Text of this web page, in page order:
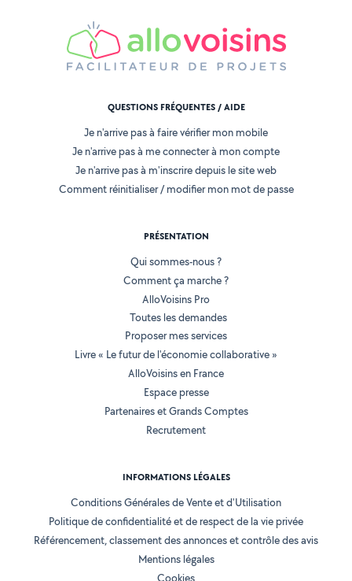
QUESTIONS FRÉQUENTES / AIDE
Je n'arrive pas à faire vérifier mon mobile
Je n'arrive pas à me connecter à mon compte
Je n'arrive pas à m'inscrire depuis le site web
Comment réinitialiser / modifier mon mot de passe
PRÉSENTATION
Qui sommes-nous ?
Comment ça marche ?
AlloVoisins Pro
Toutes les demandes
Proposer mes services
Livre « Le futur de l'économie collaborative »
AlloVoisins en France
Espace presse
Partenaires et Grands Comptes
Recrutement
INFORMATIONS LÉGALES
Conditions Générales de Vente et d'Utilisation
Politique de confidentialité et de respect de la vie privée
Référencement, classement des annonces et contrôle des avis
Mentions légales
Cookies